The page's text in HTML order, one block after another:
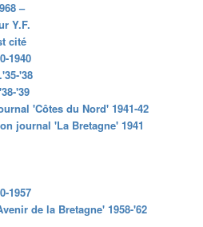
–
Y.F.
cité
1940
'38
'39
'Côtes du Nord' 1941-42
journal 'La Bretagne' 1941
1957
de la Bretagne' 1958-'62